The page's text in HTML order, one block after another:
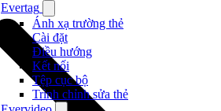
Evertag
Ánh xạ trường thẻ
Cài đặt
Điều hướng
Kết nối
Tệp cục bộ
Trình chỉnh sửa thẻ